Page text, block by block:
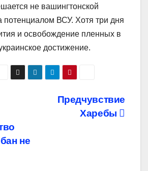
не вашингтонской
потенциалом ВСУ. Хотя три дня
и освобождение пленных в
достижение.
Предчувствие
Харебы
не